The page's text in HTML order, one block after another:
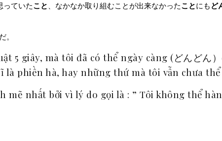
っていたこと 、なかなか取り組むことが出来なかったことにも ど
。
5 giây, mà tôi đã có thể ngày càng (どんどん
phiền hà, hay những thứ mà tôi vẫn chưa thể
mẽ nhất bởi vì lý do gọi là : ” Tôi không thể